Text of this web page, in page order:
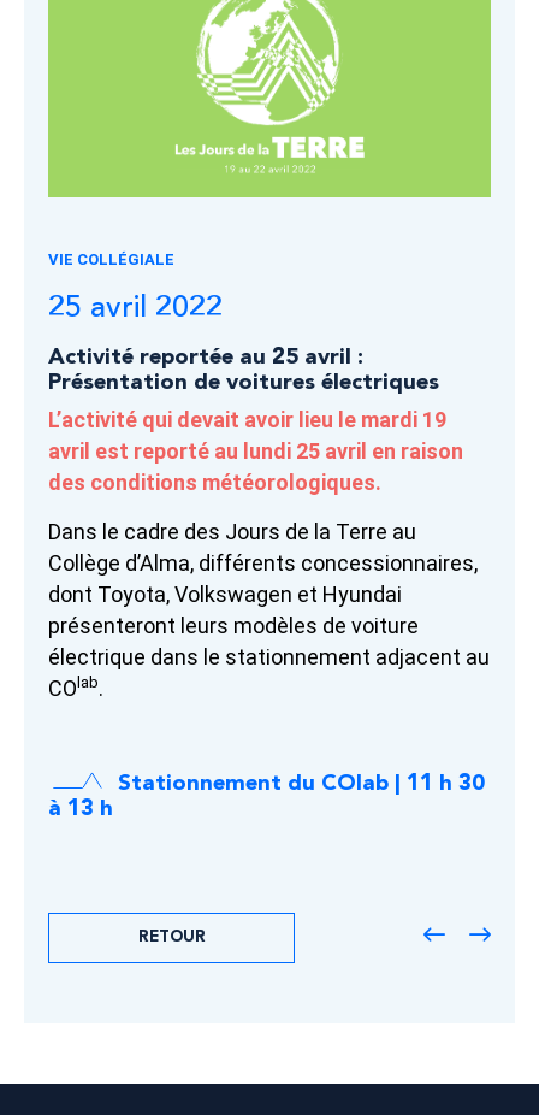
VIE COLLÉGIALE
25 avril 2022
Activité reportée au 25 avril :
Présentation de voitures électriques
L’activité qui devait avoir lieu le mardi 19
avril est reporté au lundi 25 avril en raison
des conditions météorologiques.
Dans le cadre des Jours de la Terre au
Collège d’Alma, différents concessionnaires,
dont Toyota, Volkswagen et Hyundai
présenteront leurs modèles de voiture
électrique dans le stationnement adjacent au
COlab.
Stationnement du COlab | 11 h 30
à 13 h
RETOUR